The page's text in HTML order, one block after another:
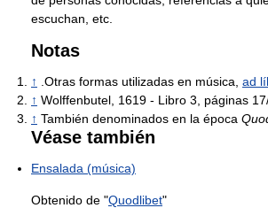
escuchan, etc.
Notas
↑ .Otras formas utilizadas en música, ad
↑ Wolffenbutel, 1619 - Libro 3, páginas
↑ También denominados en la época
Véase también
Ensalada (música)
Obtenido de "Quodlibet"